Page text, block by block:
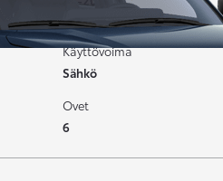
Käyttövoima
Sähkö
Ovet
6